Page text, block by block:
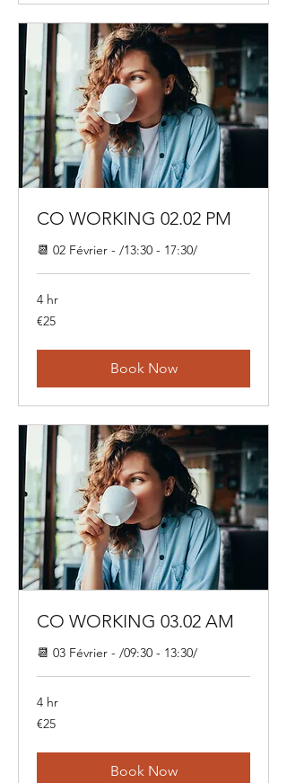
CO WORKING 02.02 PM
📆 02 Février - /13:30 - 17:30/
4 hr
25
euros
€25
Book Now
CO WORKING 03.02 AM
📆 03 Février - /09:30 - 13:30/
4 hr
25
euros
€25
Book Now